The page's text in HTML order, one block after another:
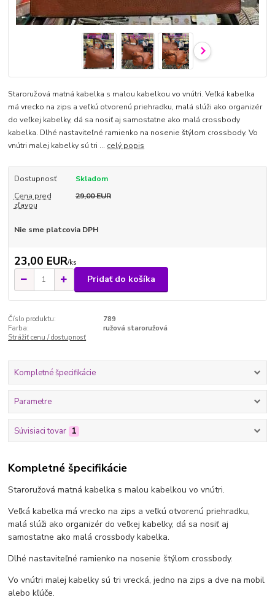
Staroružová matná kabelka s malou kabelkou vo vnútri. Veľká kabelka
má vrecko na zips a veľkú otvorenú priehradku, malá slúži ako organizér
do veľkej kabelky, dá sa nosiť aj samostatne ako malá crossbody
kabelka. Dlhé nastaviteľné ramienko na nosenie štýlom crossbody. Vo
vnútri malej kabelky sú tri ... celý popis
Dostupnosť
Skladom
Cena pred
zľavou
29,00 EUR
Nie sme platcovia DPH
23,00 EUR/ks
Pridať do košíka
Číslo produktu:
789
Farba:
ružová staroružová
Strážiť cenu / dostupnosť
Kompletné špecifikácie
Parametre
Súvisiaci tovar 1
Kompletné špecifikácie
Staroružová matná kabelka s malou kabelkou vo vnútri.
Veľká kabelka má vrecko na zips a veľkú otvorenú priehradku,
malá slúži ako organizér do veľkej kabelky, dá sa nosiť aj
samostatne ako malá crossbody kabelka.
Dlhé nastaviteľné ramienko na nosenie štýlom crossbody.
Vo vnútri malej kabelky sú tri vrecká, jedno na zips a dve na mobil
alebo kľúče.